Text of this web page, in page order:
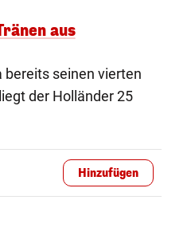
aus
bereits seinen vierten
der Holländer 25
Hinzufügen